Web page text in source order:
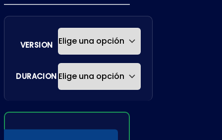
VERSION
DURACION